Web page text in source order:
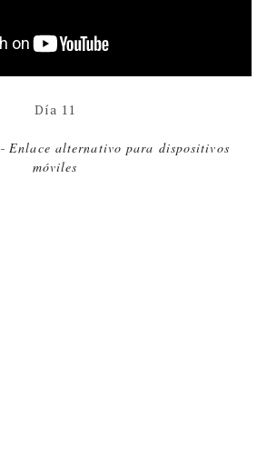
Día 11
-Enlace alternativo para dispositivos
móviles